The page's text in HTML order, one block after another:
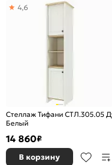
Стеллаж Тифани СТЛ.305.05
Белый
4,6
14 860₽
В корзину